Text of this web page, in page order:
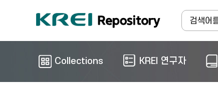
Collections KREI 연구자